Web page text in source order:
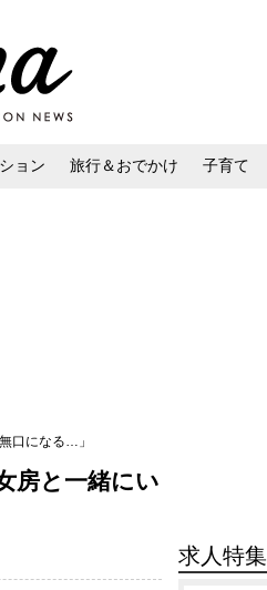
ョン 旅行＆おでかけ 子育て
口になる…」
房と一緒にい
求人特集